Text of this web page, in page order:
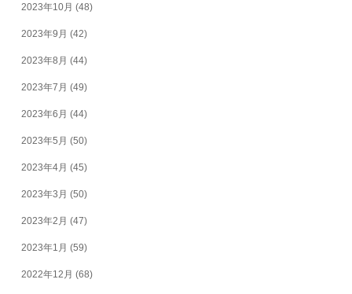
2023年10月 (48)
2023年9月 (42)
2023年8月 (44)
2023年7月 (49)
2023年6月 (44)
2023年5月 (50)
2023年4月 (45)
2023年3月 (50)
2023年2月 (47)
2023年1月 (59)
2022年12月 (68)